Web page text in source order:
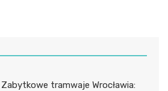
Zabytkowe tramwaje Wrocławia: